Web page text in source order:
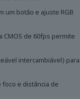
um botão e ajuste RGB
CMOS de 60fps permite
intercambiável) para
foco e distância de